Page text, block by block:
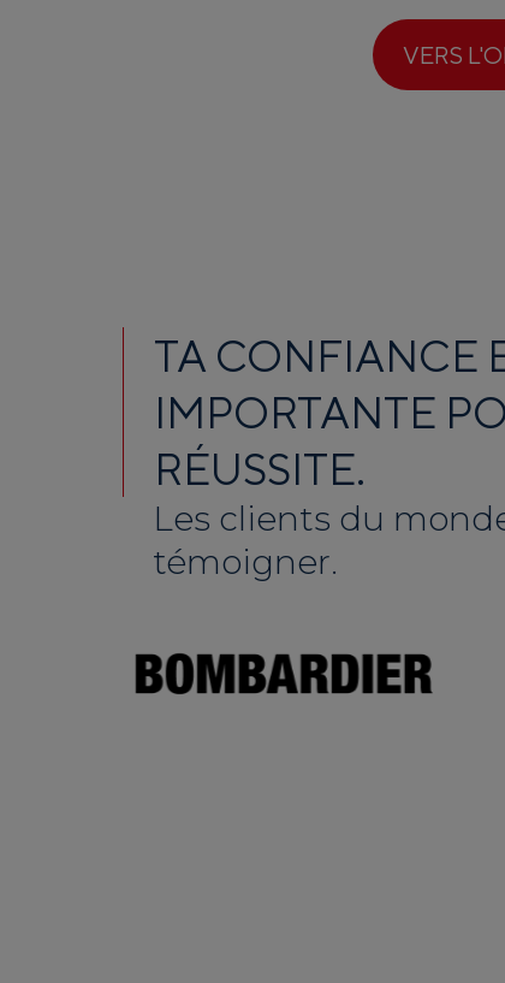
VERS
TA CONFIANCE
IMPORTANTE
RÉUSSITE.
Les clients du
témoigner.